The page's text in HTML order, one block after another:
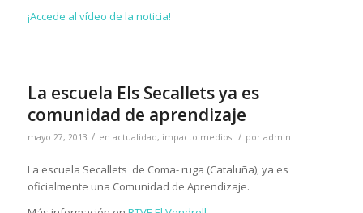
¡Accede al vídeo de la noticia!
La escuela Els Secallets ya es
comunidad de aprendizaje
mayo 27, 2013 / en actualidad, impacto medios / por admin
La escuela Secallets de Coma- ruga (Cataluña), ya es
oficialmente una Comunidad de Aprendizaje.